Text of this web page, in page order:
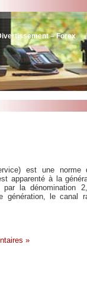
– Forex
est une norme
apparenté à la
la dénomination
génération, le canal
»